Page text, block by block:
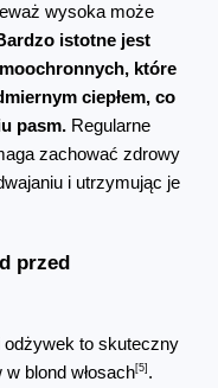
wysoka może
istotne jest
które
ciepłem, co
pasm. Regularne
zachować zdrowy
i utrzymując je
przed
odżywek to skuteczny
blond włosach [5] .